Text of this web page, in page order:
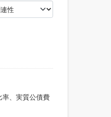
、実質公債費